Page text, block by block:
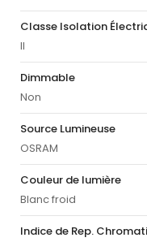
Classe Isolation
II
Dimmable
Non
Source Lumineuse
OSRAM
Couleur de lumière
Blanc froid
Indice de Rep.